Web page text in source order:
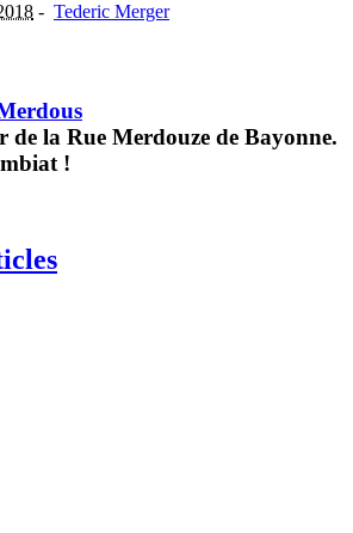
- Tederic Merger
de la Rue Merdouze de Bayonne.
!